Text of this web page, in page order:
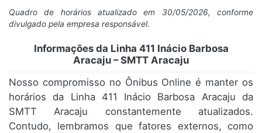
Quadro de horários atualizado em 30/05/2026, conforme
divulgado pela empresa responsável.
Informações da Linha 411 Inácio Barbosa
Aracaju – SMTT Aracaju
Nosso compromisso no Ônibus Online é manter os
horários da Linha 411 Inácio Barbosa Aracaju da
SMTT Aracaju constantemente atualizados.
Contudo, lembramos que fatores externos, como